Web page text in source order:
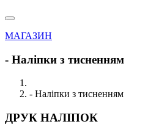
МАГАЗИН
- Наліпки з тисненням
- Наліпки з тисненням
ДРУК НАЛІПОК